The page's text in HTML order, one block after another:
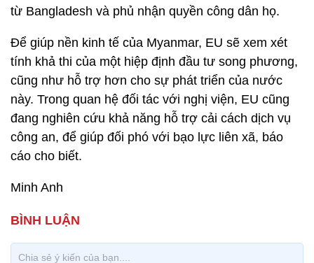
từ Bangladesh và phủ nhận quyền công dân họ.
Để giúp nền kinh tế của Myanmar, EU sẽ xem xét
tính khả thi của một hiệp định đầu tư song phương,
cũng như hỗ trợ hơn cho sự phát triển của nước
này. Trong quan hệ đối tác với nghị viện, EU cũng
đang nghiên cứu khả năng hỗ trợ cải cách dịch vụ
công an, để giúp đối phó với bạo lực liên xã, báo
cáo cho biết.
Minh Anh